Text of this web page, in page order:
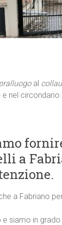
al
e nel
a
a Fabriano per
e siamo in